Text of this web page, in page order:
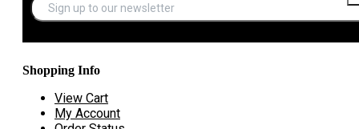
Shopping Info
View Cart
My Account